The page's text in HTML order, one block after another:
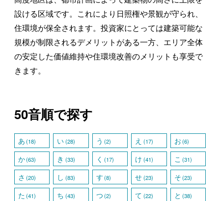
設ける区域です。これにより日照権や景観が守られ、
住環境が保全されます。投資家にとっては建築可能な
規模が制限されるデメリットがある一方、エリア全体
の安定した価値維持や住環境改善のメリットも享受で
きます。
50音順で探す
あ(18) い(28) う (2) え (17) お (6)
か(63) き (33) く (17) け (41) こ (31)
さ (20) し (83) す (8) せ(23) そ (23)
た(41) ち (43) つ (2) て (22) と (38)